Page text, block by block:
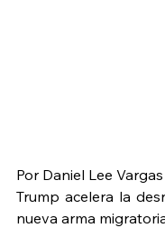
Por Daniel Lee Vargas
Trump acelera la
nueva arma